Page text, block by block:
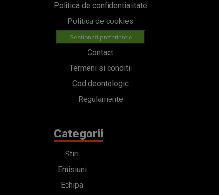
Politica de confidentialitate
Politica de cookies
Gestionați preferințele
Contact
Termeni si conditii
Cod deontologic
Regulamente
Categorii
Stiri
Emisiuni
Echipa